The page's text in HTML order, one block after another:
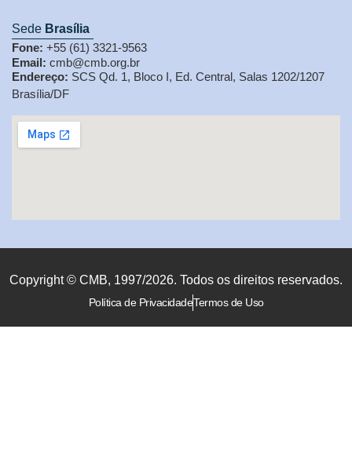
Sede Brasília
Fone: +55 (61) 3321-9563
Email: cmb@cmb.org.br
Endereço: SCS Qd. 1, Bloco I, Ed. Central, Salas 1202/1207
Brasília/DF
Copyright © CMB, 1997/2026. Todos os direitos reservados.
Política de PrivacidadeTermos de Uso